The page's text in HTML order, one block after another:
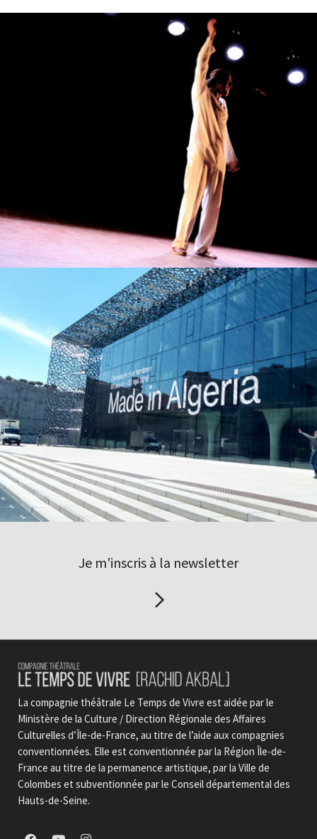
Je m'inscris à la newsletter
La compagnie théâtrale Le Temps de Vivre est aidée par le
Ministère de la Culture / Direction Régionale des Affaires
Culturelles d’Île-de-France, au titre de l’aide aux compagnies
conventionnées. Elle est conventionnée par la Région Île-de-
France au titre de la permanence artistique, par la Ville de
Colombes et subventionnée par le Conseil départemental des
Hauts-de-Seine.